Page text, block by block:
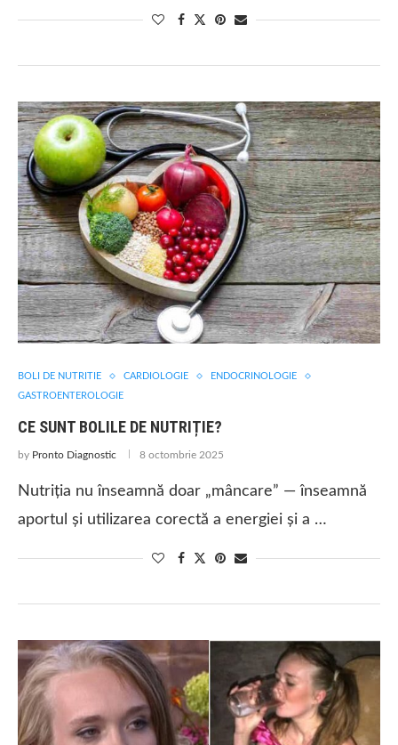
BOLI DE NUTRITIE CARDIOLOGIE
ENDOCRINOLOGIE
GASTROENTEROLOGIE
CE SUNT BOLILE DE NUTRIȚIE?
by Pronto Diagnostic 8 octombrie 2025
Nutriția nu înseamnă doar „mâncare” — înseamnă
aportul și utilizarea corectă a energiei și a …